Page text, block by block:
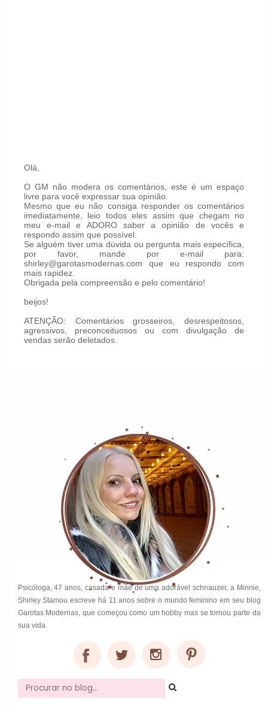
Olá,
O GM não modera os comentários, este é um espaço
livre para você expressar sua opinião.
Mesmo que eu não consiga responder os comentários
imediatamente, leio todos eles assim que chegam no
meu e-mail e ADORO saber a opinião de vocês e
respondo assim que possível.
Se alguém tiver uma dúvida ou pergunta mais específica,
por favor, mande por e-mail para:
shirley@garotasmodernas.com que eu respondo com
mais rapidez.
Obrigada pela compreensão e pelo comentário!
beijos!
ATENÇÃO: Comentários grosseiros, desrespeitosos,
agressivos, preconceituosos ou com divulgação de
vendas serão deletados.
Psicóloga, 47 anos, casada e mãe de uma adorável schnauzer, a Minnie,
Shirley Stamou escreve há 11 anos sobre o mundo feminino em seu blog
Garotas Modernas, que começou como um hobby mas se tornou parte da
sua vida.